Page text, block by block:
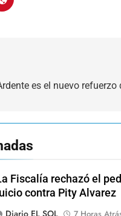
es el nuevo
Fiscalía rechazó el
contra Pity Alvarez